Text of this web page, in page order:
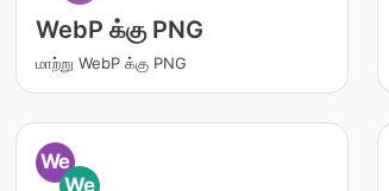
WebP க்கு PNG
மாற்று WebP க்கு PNG
We
We